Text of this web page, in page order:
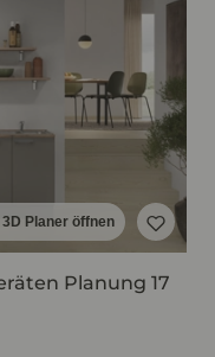
3D Planer öffnen
Planung 17